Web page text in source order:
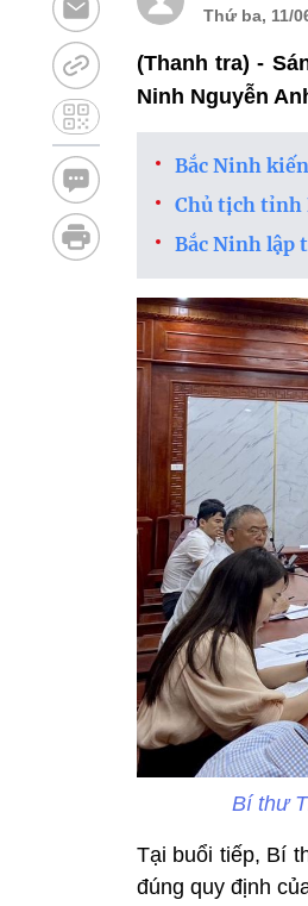
Thứ ba, 11/
(Thanh tra) -
Ninh Nguyễn
Bắc Ninh
Chủ tịch tỉnh
Bắc Ninh lập
Bí thư
Tại buổi tiếp, Bí
đúng quy định